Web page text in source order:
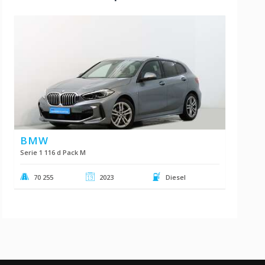
BMW
Serie 1 116 d Pack M
70 255 2023 Diesel